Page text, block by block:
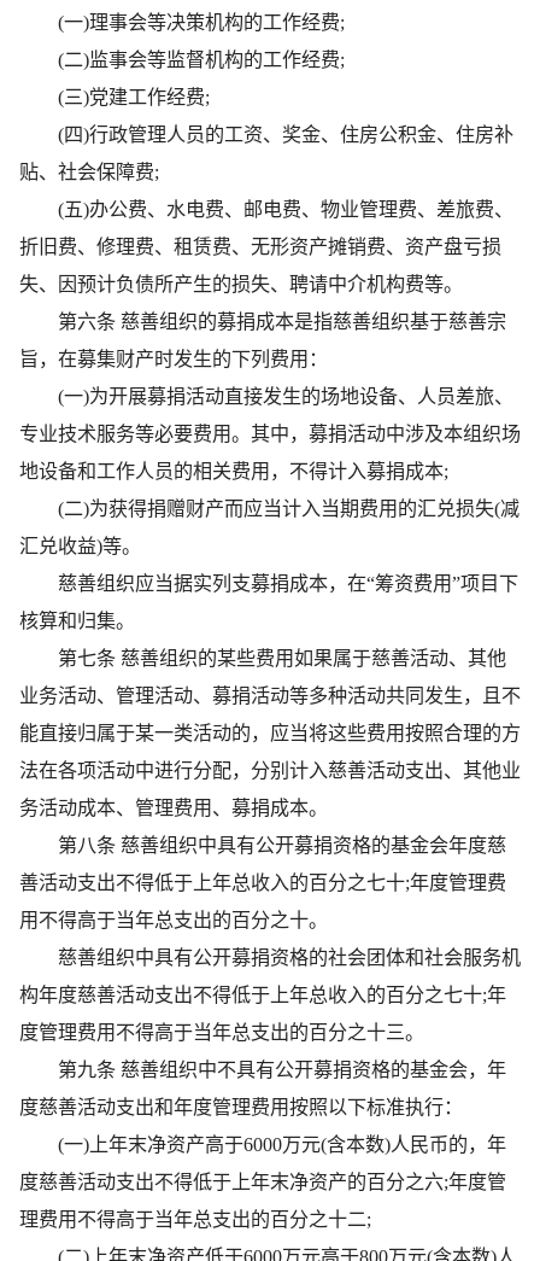
(一)理事会等决策机构的工作经费;
(二)监事会等监督机构的工作经费;
(三)党建工作经费;
(四)行政管理人员的工资、奖金、住房公积金、住房补
贴、社会保障费;
(五)办公费、水电费、邮电费、物业管理费、差旅费、
折旧费、修理费、租赁费、无形资产摊销费、资产盘亏损
失、因预计负债所产生的损失、聘请中介机构费等。
第六条 慈善组织的募捐成本是指慈善组织基于慈善宗
旨，在募集财产时发生的下列费用：
(一)为开展募捐活动直接发生的场地设备、人员差旅、
专业技术服务等必要费用。其中，募捐活动中涉及本组织场
地设备和工作人员的相关费用，不得计入募捐成本;
(二)为获得捐赠财产而应当计入当期费用的汇兑损失(减
汇兑收益)等。
慈善组织应当据实列支募捐成本，在“筹资费用”项目下
核算和归集。
第七条 慈善组织的某些费用如果属于慈善活动、其他
业务活动、管理活动、募捐活动等多种活动共同发生，且不
能直接归属于某一类活动的，应当将这些费用按照合理的方
法在各项活动中进行分配，分别计入慈善活动支出、其他业
务活动成本、管理费用、募捐成本。
第八条 慈善组织中具有公开募捐资格的基金会年度慈
善活动支出不得低于上年总收入的百分之七十;年度管理费
用不得高于当年总支出的百分之十。
慈善组织中具有公开募捐资格的社会团体和社会服务机
构年度慈善活动支出不得低于上年总收入的百分之七十;年
度管理费用不得高于当年总支出的百分之十三。
第九条 慈善组织中不具有公开募捐资格的基金会，年
度慈善活动支出和年度管理费用按照以下标准执行：
(一)上年末净资产高于6000万元(含本数)人民币的，年
度慈善活动支出不得低于上年末净资产的百分之六;年度管
理费用不得高于当年总支出的百分之十二;
(二)上年末净资产低于6000万元高于800万元(含本数)人